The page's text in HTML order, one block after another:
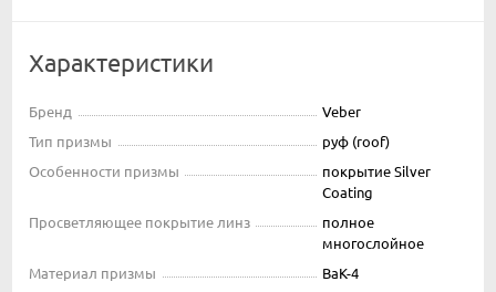
Характеристики
Бренд
Veber
Тип призмы
руф (roof)
Особенности призмы
покрытие Silver
Coating
Просветляющее покрытие линз
полное
многослойное
Материал призмы
BaK-4